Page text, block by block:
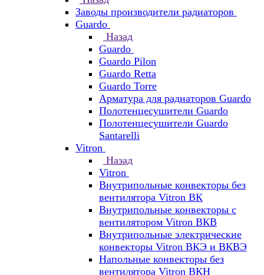
Заводы производители радиаторов
Guardo
Назад
Guardo
Guardo Pilon
Guardo Retta
Guardo Torre
Арматура для радиаторов Guardo
Полотенцесушители Guardo
Полотенцесушители Guardo
Santarelli
Vitron
Назад
Vitron
Внутрипольные конвекторы без
вентилятора Vitron ВК
Внутрипольные конвекторы с
вентилятором Vitron ВКВ
Внутрипольные электрические
конвекторы Vitron ВКЭ и ВКВЭ
Напольные конвекторы без
вентилятора Vitron ВКН